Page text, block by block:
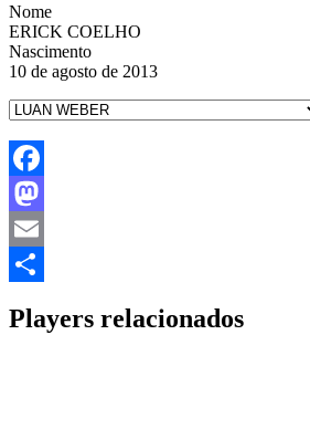
Nome
ERICK COELHO
Nascimento
10 de agosto de 2013
Facebook
Mastodon
Email
Players relacionados